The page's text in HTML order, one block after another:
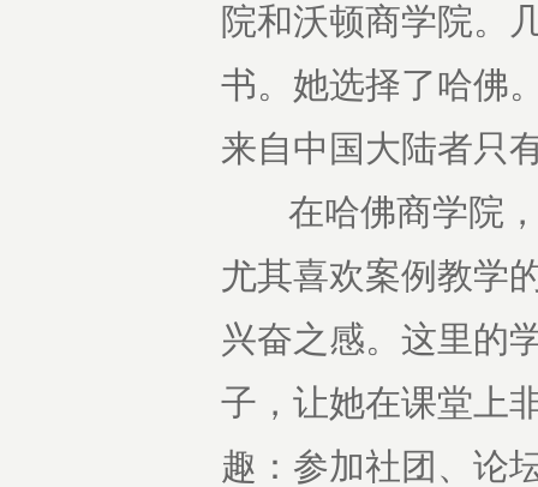
院和沃顿商学院。
书。她选择了哈佛
来自中国大陆者只
在哈佛商学院，
尤其喜欢案例教学
兴奋之感。这里的
子，让她在课堂上
趣：参加社团、论